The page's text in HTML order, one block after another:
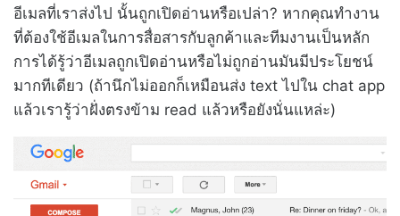
อีเมลที่เราส่งไป นั้นถูกเปิดอ่านหรือเปล่า? หากคุณทำงาน
ที่ต้องใช้อีเมลในการสื่อสารกับลูกค้าและทีมงานเป็นหลัก
การได้รู้ว่าอีเมลถูกเปิดอ่านหรือไม่ถูกอ่านมันมีประโยชน์
มากทีเดียว (ถ้านึกไม่ออกก็เหมือนส่ง text ไปใน chat app
แล้วเรารู้ว่าฝั่งตรงข้าม read แล้วหรือยังนั่นแหล่ะ)